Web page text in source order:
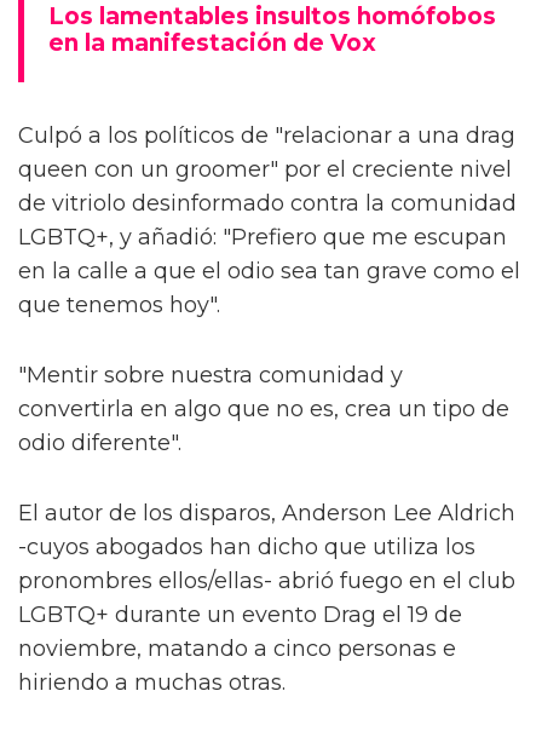
Los lamentables insultos homófobos
en la manifestación de Vox
Culpó a los políticos de "relacionar a una drag
queen con un groomer" por el creciente nivel
de vitriolo desinformado contra la comunidad
LGBTQ+, y añadió: "Prefiero que me escupan
en la calle a que el odio sea tan grave como el
que tenemos hoy".
"Mentir sobre nuestra comunidad y
convertirla en algo que no es, crea un tipo de
odio diferente".
El autor de los disparos, Anderson Lee Aldrich
-cuyos abogados han dicho que utiliza los
pronombres ellos/ellas- abrió fuego en el club
LGBTQ+ durante un evento Drag el 19 de
noviembre, matando a cinco personas e
hiriendo a muchas otras.